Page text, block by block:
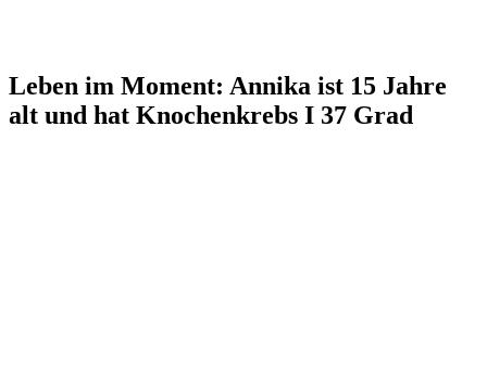
Leben im Moment: Annika ist 15 Jahre
alt und hat Knochenkrebs I 37 Grad